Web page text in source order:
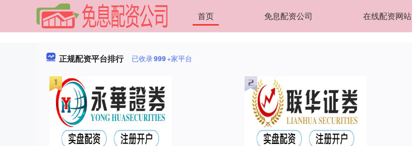
首页 免息配资公司 在线配资网站
正规配资平台排行 已收录999+家平台